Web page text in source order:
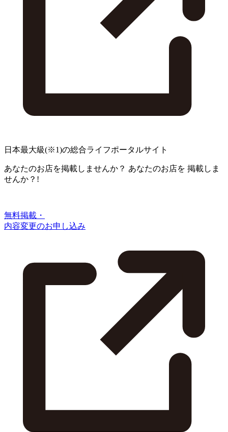
日本最大級(※1)の総合ライフポータルサイト
あなたのお店を掲載しませんか？ あなたのお店を 掲載しま
せんか？!
無料掲載・
内容変更のお申し込み